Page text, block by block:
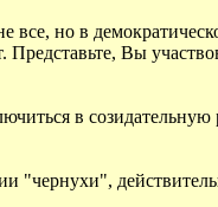
все, но в
Представьте, Вы
в
"чернухи",